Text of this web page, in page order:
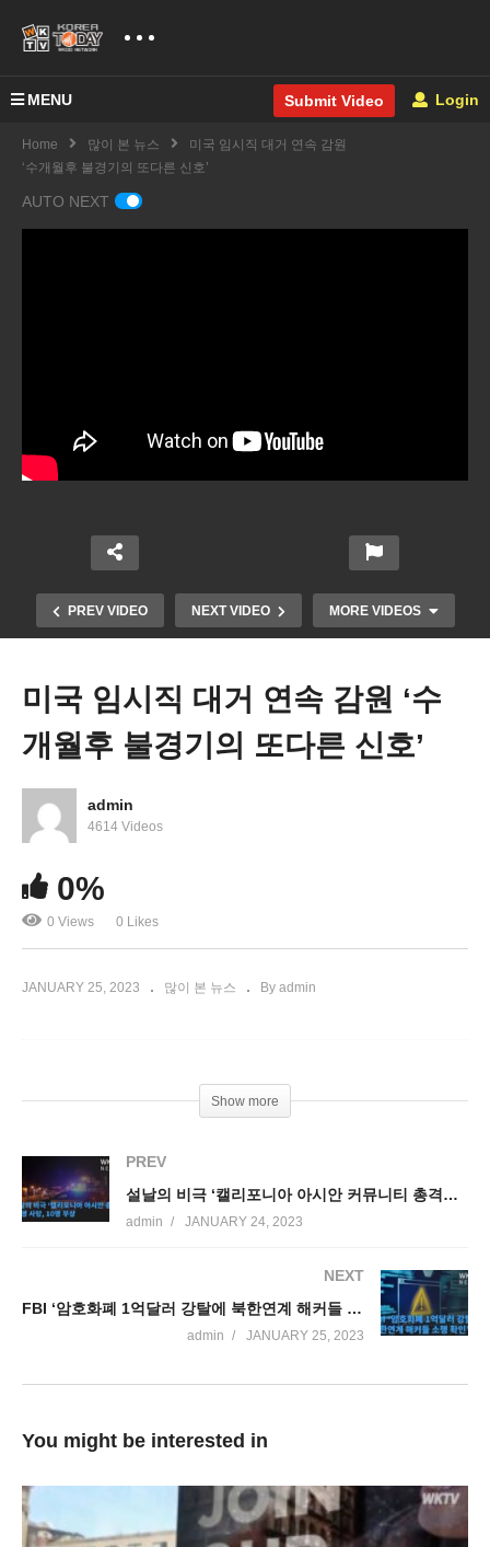
MENU Submit Video Login
Home 많이 본 뉴스
미국 임시직 대거 연속 감원
‘수개월후 불경기의 또다른 신호’
AUTO NEXT
PREV VIDEO NEXT VIDEO MORE VIDEOS
와의 전쟁 새 기로’
미국 임시직 대거 연속 감원 ‘수
개월후 불경기의 또다른 신호’
admin
4614 Videos
0%
0 Views 0 Likes
JANUARY 25, 2023 많이 본 뉴스 By admin
Show more
PREV
설날의 비극 ‘캘리포니아 아시안 커뮤니티 총격으로 10명 사망, 10명 부상’
admin JANUARY 24, 2023
NEXT
FBI ‘암호화폐 1억달러 강탈에 북한연계 해커들 소행 확인’
admin JANUARY 25, 2023
You might be interested in